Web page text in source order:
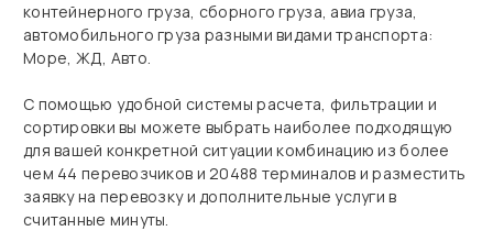
контейнерного груза, сборного груза, авиа груза,
автомобильного груза разными видами транспорта:
Море, ЖД, Авто.
С помощью удобной системы расчета, фильтрации и
сортировки вы можете выбрать наиболее подходящую
для вашей конкретной ситуации комбинацию из более
чем 44 перевозчиков и 20488 терминалов и разместить
заявку на перевозку и дополнительные услуги в
считанные минуты.